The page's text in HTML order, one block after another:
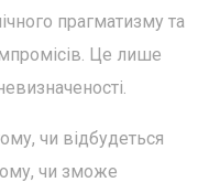
прагматизму та
Це лише
чи відбудеться
чи зможе